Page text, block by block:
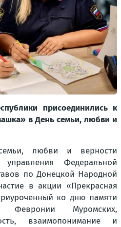
присоединились к
в День семьи, любви и
любви и верности
управления Федеральной
по Донецкой Народной
в акции «Прекрасная
ко дню памяти
Муромских,
взаимопонимание и